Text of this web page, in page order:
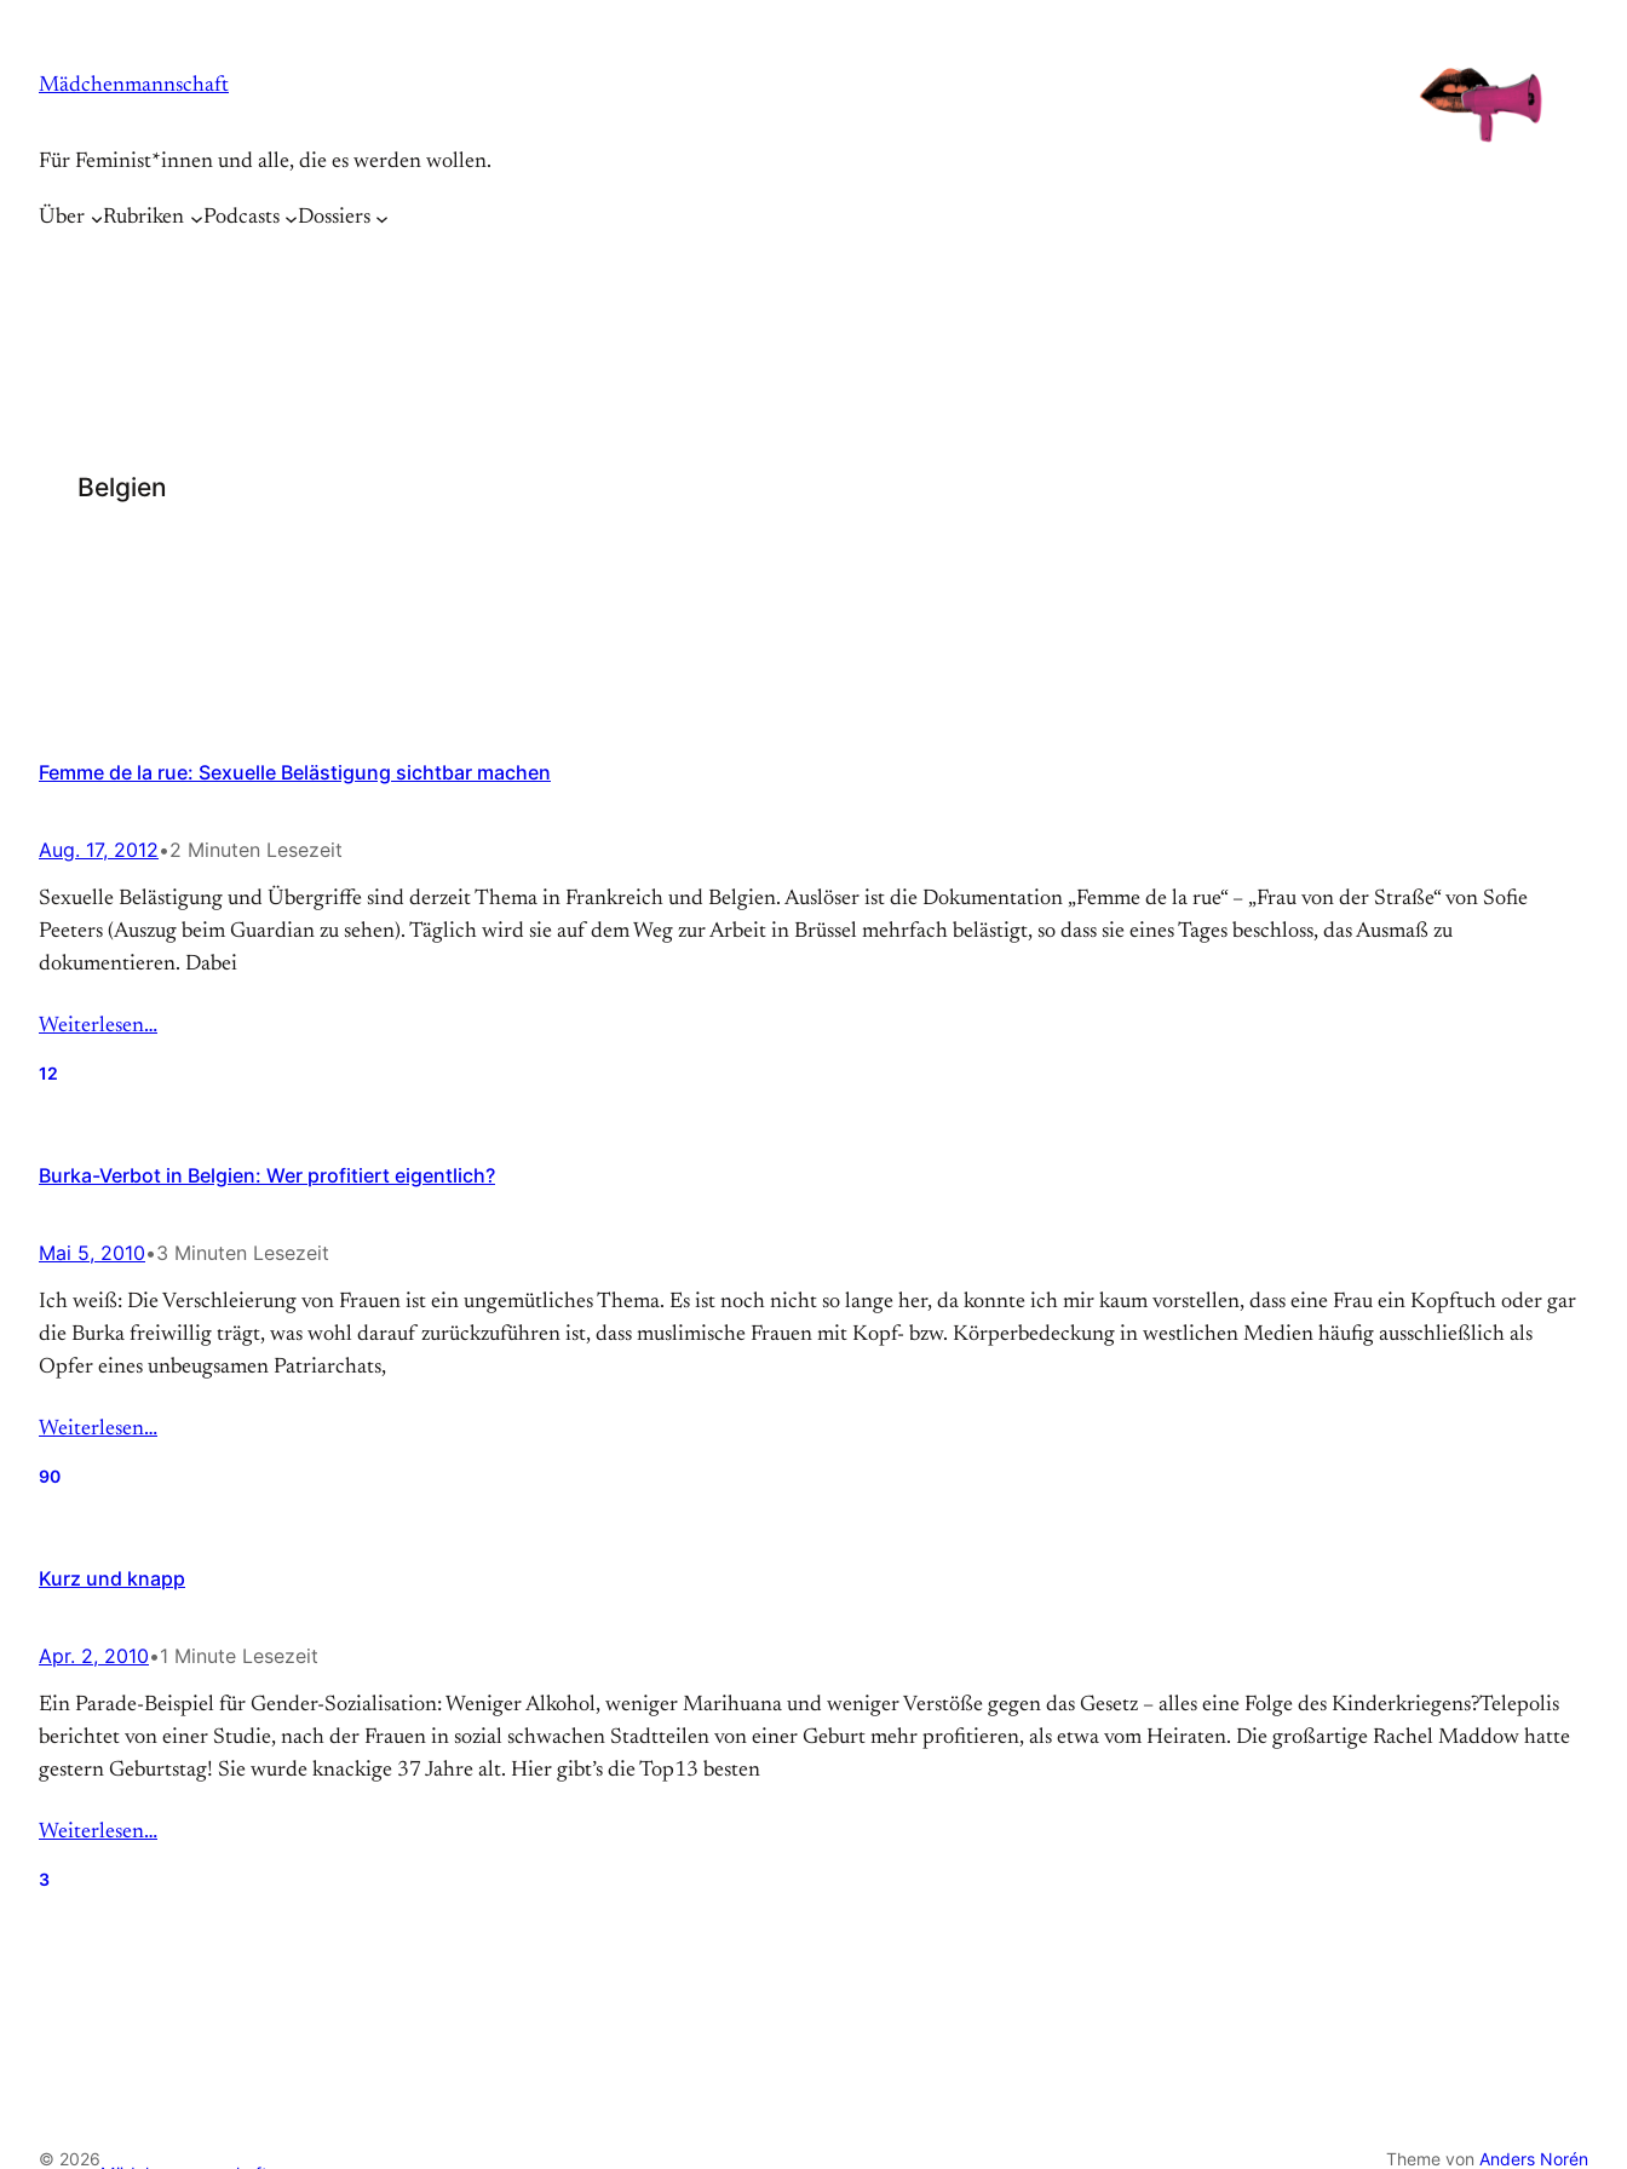
springen
Mädchenmannschaft
Für Feminist*innen und alle, die es werden wollen.
Über Rubriken Podcasts Dossiers
Belgien
Femme de la rue: Sexuelle Belästigung sichtbar machen
Aug. 17, 2012•2 Minuten Lesezeit
Sexuelle Belästigung und Übergriffe sind derzeit Thema in Frankreich und Belgien. Auslöser ist die Dokumentation „Femme de la rue“ – „Frau von der Straße“ von Sofie
Peeters (Auszug beim Guardian zu sehen). Täglich wird sie auf dem Weg zur Arbeit in Brüssel mehrfach belästigt, so dass sie eines Tages beschloss, das Ausmaß zu
dokumentieren. Dabei
Weiterlesen…
12
Burka-Verbot in Belgien: Wer profitiert eigentlich?
Mai 5, 2010•3 Minuten Lesezeit
Ich weiß: Die Verschleierung von Frauen ist ein ungemütliches Thema. Es ist noch nicht so lange her, da konnte ich mir kaum vorstellen, dass eine Frau ein Kopftuch oder gar
die Burka freiwillig trägt, was wohl darauf zurückzuführen ist, dass muslimische Frauen mit Kopf- bzw. Körperbedeckung in westlichen Medien häufig ausschließlich als
Opfer eines unbeugsamen Patriarchats,
Weiterlesen…
90
Kurz und knapp
Apr. 2, 2010•1 Minute Lesezeit
Ein Parade-Beispiel für Gender-Sozialisation: Weniger Alkohol, weniger Marihuana und weniger Verstöße gegen das Gesetz – alles eine Folge des Kinderkriegens?Telepolis
berichtet von einer Studie, nach der Frauen in sozial schwachen Stadtteilen von einer Geburt mehr profitieren, als etwa vom Heiraten. Die großartige Rachel Maddow hatte
gestern Geburtstag! Sie wurde knackige 37 Jahre alt. Hier gibt’s die Top13 besten
Weiterlesen…
3
© 2026 Theme von Anders Norén